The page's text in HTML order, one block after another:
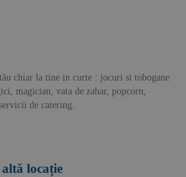
chiar la tine in curte : jocuri si tobogane
magician, vata de zahar, popcorn,
de catering.
locație